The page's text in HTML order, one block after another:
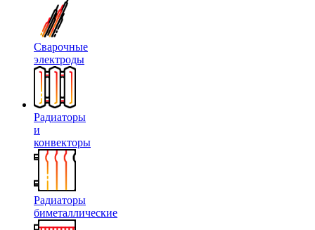
Сварочные
электроды
Радиаторы
и
конвекторы
Радиаторы
биметаллические